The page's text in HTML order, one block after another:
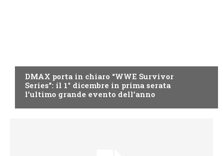
DMAX porta in chiaro “WWE Survivor
Series”: il 1° dicembre in prima serata
l’ultimo grande evento dell’anno